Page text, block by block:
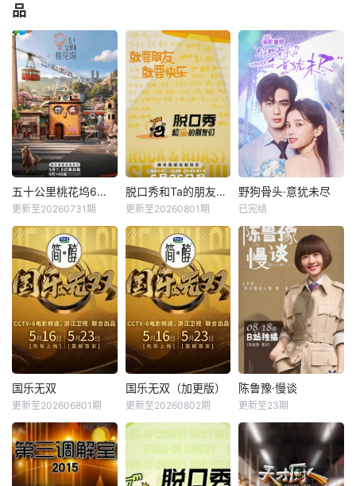
品
五十公里桃花坞6（加更版)
彭冠英
星期四 18点更1节
目以“城市角落”为
主题，集结15位多
元坞民通过21天的
共同生活与亲手建
造，探索&amp;qu
ot;在不够理想的环
境中，如何创造理
想生活&amp;quot;
的时代命题。这是
新，社区再造
五十公里桃花坞6（加更版)
更新至20260731期
脱口秀和Ta的朋友们第三季
周深
第三季集结54组脱
口秀演员，聚集资
深老人和新锐潜力
新人，阵容多元丰
富。本季节目首次
引入“竞演+合宿”的
双线叙事，演员们
不仅在这里同台竞
演，还要在一起合
宿生活，并在过程
朋友，相互帮助、
脱口秀和Ta的朋友们第三季
更新至20260801期
野狗骨头·意犹未尽
&amp;nbsp;《野狗
骨头·意犹未尽》是
电视剧《野狗骨
头》的角色番综，
宋威龙饰演陈异、
张婧仪饰演苗靖。
二人在售后节目中
以剧中角色之名补
办一场迟到的心愿
婚礼，随后在相伴
而行、共享美食、
围中延
野狗骨头·意犹未尽
已完结
国乐无双
成龙
星期六 22点30更1
《国粤无双》是浙
国乐无双
更新至202606801期
国乐无双（加更版）
《国粤无双》是浙
江卫视、中央宣传
国乐无双（加更版）
更新至20260802期
陈鲁豫·慢谈
易立竞
星期一 更1鲁豫的
第一档视频播客
陈鲁豫·慢谈
更新至23期